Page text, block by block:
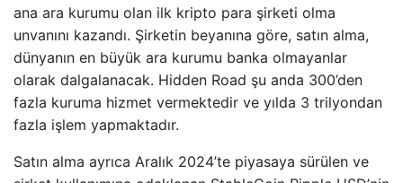
ana ara kurumu olan ilk kripto para şirketi olma
unvanını kazandı. Şirketin beyanına göre, satın alma,
dünyanın en büyük ara kurumu banka olmayanlar
olarak dalgalanacak. Hidden Road şu anda 300’den
fazla kuruma hizmet vermektedir ve yılda 3 trilyondan
fazla işlem yapmaktadır.
Satın alma ayrıca Aralık 2024’te piyasaya sürülen ve